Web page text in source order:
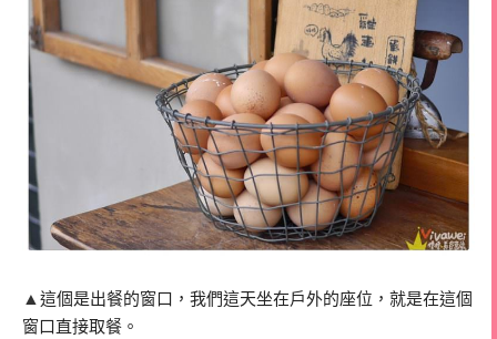
▲ 這個是出餐的窗口，我們這天坐在戶外的座位，就是在這個
窗口直接取餐。